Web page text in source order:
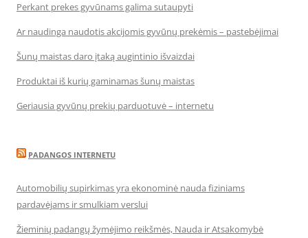
Perkant prekes gyvūnams galima sutaupyti
Ar naudinga naudotis akcijomis gyvūnų prekėmis – pastebėjimai
Šunų maistas daro įtaką augintinio išvaizdai
Produktai iš kurių gaminamas šunų maistas
Geriausia gyvūnų prekių parduotuvė – internetu
PADANGOS INTERNETU
Automobilių supirkimas yra ekonominė nauda fiziniams
pardavėjams ir smulkiam verslui
Žieminių padangų žymėjimo reikšmės, Nauda ir Atsakomybė